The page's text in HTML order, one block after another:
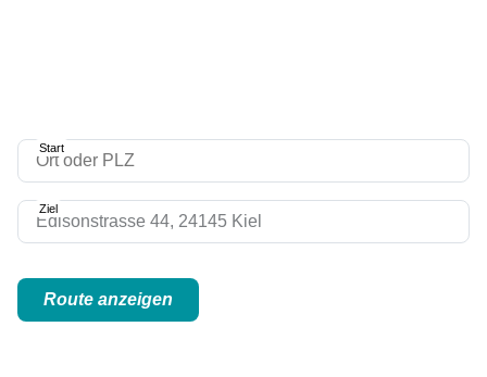
Start
Ziel
Route anzeigen